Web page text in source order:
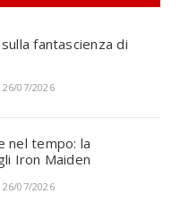
fantascienza di
26/07/2026
nel tempo: la
Iron Maiden
26/07/2026